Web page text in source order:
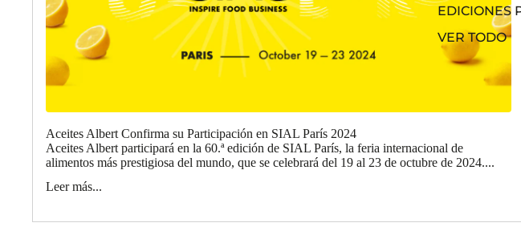
EDICIONES
VER TODO
Aceites Albert Confirma su Participación en SIAL París 2024
Aceites Albert participará en la 60.ª edición de SIAL París, la feria internacional de
alimentos más prestigiosa del mundo, que se celebrará del 19 al 23 de octubre de 2024....
Leer más...